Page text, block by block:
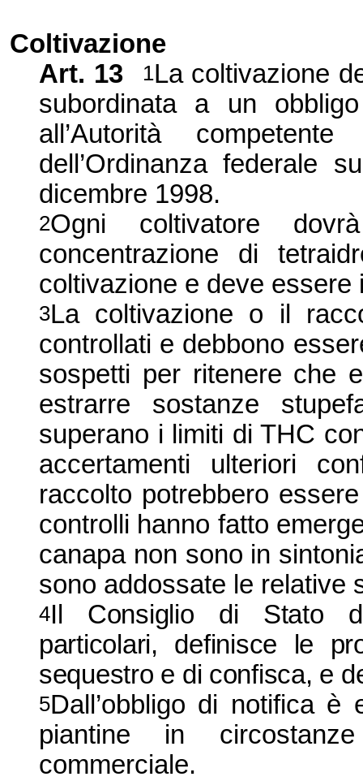
Coltivazione
Art. 13
1Lacoltivazione
subordinata a un
all’Autorità
dell’Ordinanza federale
dicembre 1998.
2Ogni coltivatore
concentrazione di
coltivazione e deve
3La coltivazione o il
controllati e debbono
sospetti per ritenere che
estrarre sostanze
superano i limiti di THC
accertamenti ulteriori
raccolto potrebbero
controlli hanno fatto
canapa non sono in
sono addossate le relative
4Il Consiglio di Stato
particolari, definisce le
sequestro e di confisca, e
5Dall’obbligo di notifica è
piantine in
commerciale.